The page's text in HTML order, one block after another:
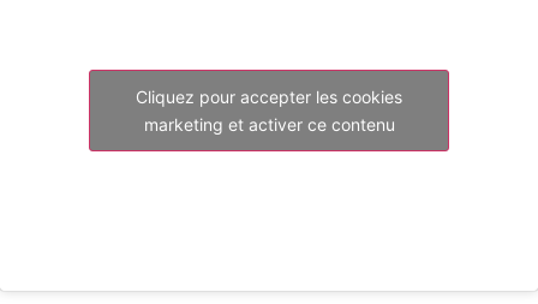
Cliquez pour accepter les cookies
marketing et activer ce contenu